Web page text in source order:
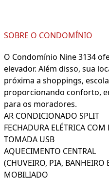
SOBRE O CONDOMÍNIO
O Condomínio Nine 3134
elevador. Além disso, sua
próxima a shoppings,
proporcionando conforto,
para os moradores.
AR CONDICIONADO SPLIT
FECHADURA ELÉTRICA
TOMADA USB
AQUECIMENTO CENTRAL
(CHUVEIRO, PIA, BANHEIRO
MOBILIADO